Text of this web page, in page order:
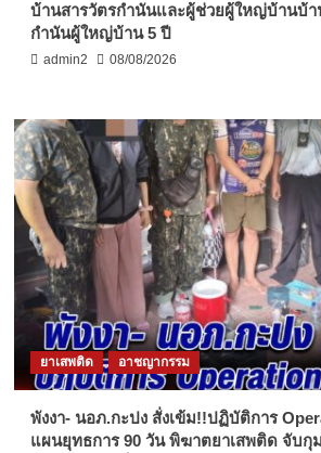
บ้านสารวัตรกำนันและผู้ช่วยผู้ใหญ่บ้านบ้า
กำนันผู้ใหญ่บ้าน 5 ปี
admin2 08/08/2026
ยาเสพติด อาชญากรรม
พังงา- นอภ.กะปง สั่งเข้ม!!ปฏิบัติการ
แผนยุทธการ 90 วัน พิฆาตยาเสพติด จับกุ